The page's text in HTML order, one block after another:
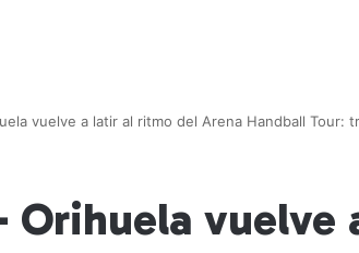
vuelve a latir al ritmo del Arena Handball
Orihuela